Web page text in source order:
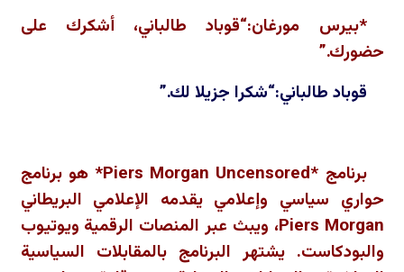
*بيرس مورغان:“قوباد طالباني، أشكرك على
حضورك.”
قوباد طالباني:“شكرا جزيلا لك.”
برنامج *Piers Morgan Uncensored* هو برنامج
حواري سياسي وإعلامي يقدمه الإعلامي البريطاني
Piers Morgan، ويبث عبر المنصات الرقمية ويوتيوب
والبودكاست. يشتهر البرنامج بالمقابلات السياسية